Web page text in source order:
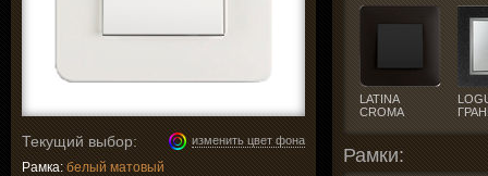
изменить цвет фона
Текущий выбор:
Рамка: белый матовый
LATINA
CROMA
Рамки: